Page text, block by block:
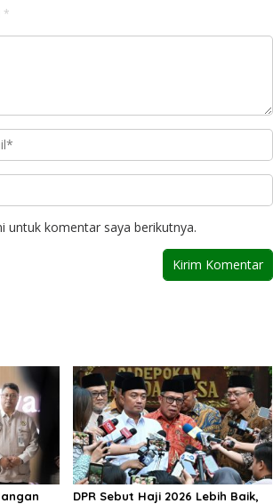
*
untuk komentar saya berikutnya.
DPR Sebut Haji 2026 Lebih Baik,